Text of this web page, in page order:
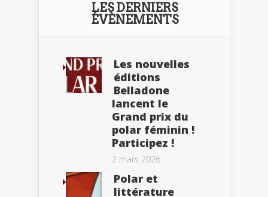
LES DERNIERS
ÉVÈNEMENTS
Les nouvelles
éditions
Belladone
lancent le
Grand prix du
polar féminin !
Participez !
2 mars 2026
Polar et
littérature